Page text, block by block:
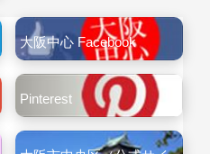
大阪中心 Facebook
Pinterest